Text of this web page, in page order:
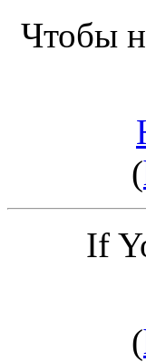
Чтобы
(
If
(